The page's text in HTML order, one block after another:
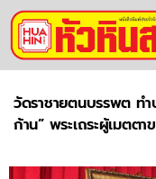
วัดราชายตนบรรพต ท
ก้าน” พระเถระผู้เมตต